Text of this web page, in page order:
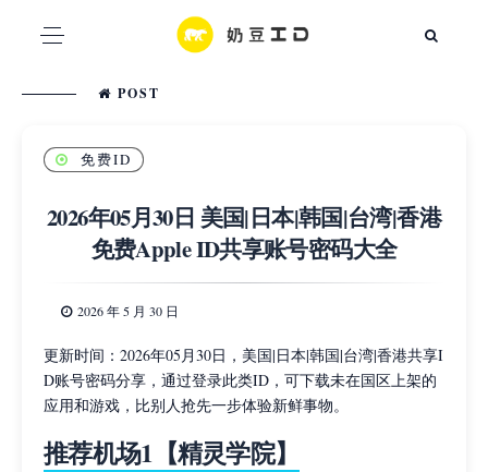
POST
免费ID
2026年05月30日 美国|日本|韩国|台湾|香港
免费Apple ID共享账号密码大全
2026 年 5 月 30 日
更新时间：2026年05月30日，美国|日本|韩国|台湾|香港共享I
D账号密码分享，通过登录此类ID，可下载未在国区上架的
应用和游戏，比别人抢先一步体验新鲜事物。
推荐机场1【精灵学院】